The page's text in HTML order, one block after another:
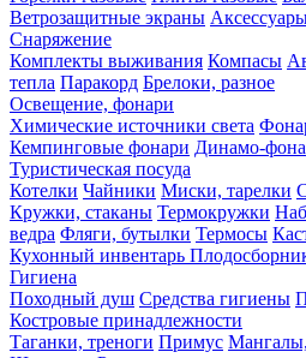
Ветрозащитные экраны
Снаряжение
Комплекты выживания Компасы
тепла Паракорд Брелоки, разное
Освещение, фонари
Химические источники света
Кемпинговые фонари Динамо-
Туристическая посуда
Котелки Чайники Миски, тарелки
Кружки, стаканы Термокружки
ведра Фляги, бутылки Термосы
Кухонный инвентарь
Гигиена
Походный душ Средства гигиены
Костровые принадлежности
Таганки, треноги Примус